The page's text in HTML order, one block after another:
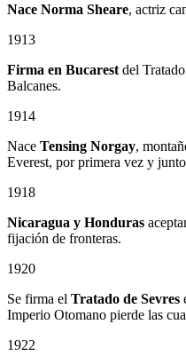
Nace Norma Sheare, actriz
1913
Firma en Bucarest del
Balcanes.
1914
Nace Tensing Norgay,
Everest, por primera vez y
1918
Nicaragua y Honduras
fijación de fronteras.
1920
Se firma el Tratado de Sevres
Imperio Otomano pierde las
1922